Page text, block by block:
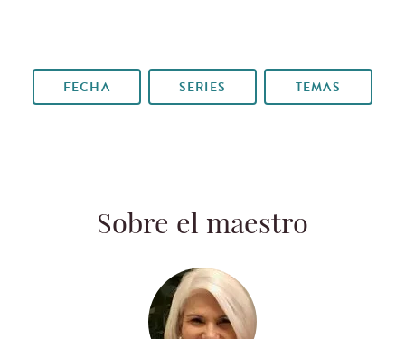
FECHA SERIES TEMAS
Sobre el maestro